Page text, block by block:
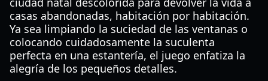
casas abandonadas, habitación por habitación.
Ya sea limpiando la suciedad de las ventanas o
colocando cuidadosamente la suculenta
perfecta en una estantería, el juego enfatiza la
alegría de los pequeños detalles.